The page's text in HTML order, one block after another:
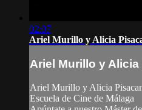
02:07
Ariel Murillo y Alicia
Ariel Murillo y Alicia
Ariel Murillo y Alicia
Escuela de Cine de Málaga